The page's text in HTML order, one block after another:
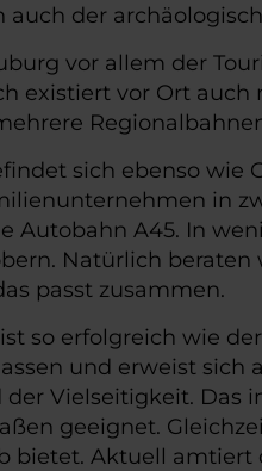
auch der
vor allem der
existiert vor Ort
sich ebenso wie
in
Autobahn A45. In
Natürlich
passt zusammen.
so erfolgreich wie
und erweist sich
Vielseitigkeit. Das
geeignet.
bietet. Aktuell amtiert